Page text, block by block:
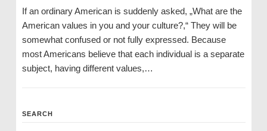
If an ordinary American is suddenly asked, „What are the
American values ​​in you and your culture?,“ They will be
somewhat confused or not fully expressed. Because
most Americans believe that each individual is a separate
subject, having different values,…
SEARCH